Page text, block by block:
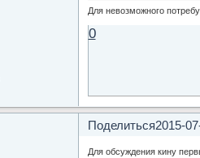
Для невозможного
0
Поделиться2015-
Для обсуждения кину